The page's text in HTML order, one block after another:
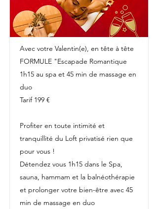
Avec votre Valentin(e), en tête à tête
FORMULE "Escapade Romantique
1h15 au spa et 45 min de massage en
duo
Tarif 199 €
Profiter en toute intimité et
tranquillité du Loft privatisé rien que
pour vous !
Détendez vous 1h15 dans le Spa,
sauna, hammam et la balnéothérapie
et prolonger votre bien-être avec 45
min de massage en duo